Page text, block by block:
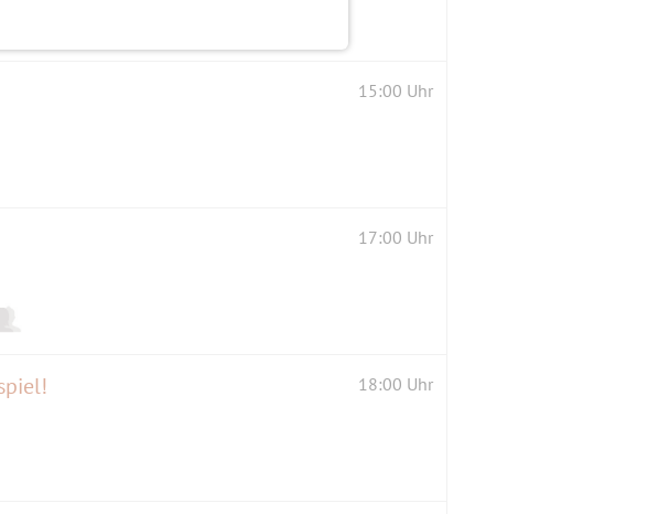
15:00 Uhr
17:00 Uhr
18:00 Uhr